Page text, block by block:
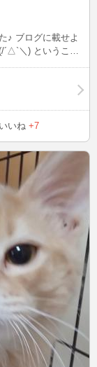
よ
うこと
いいね +7